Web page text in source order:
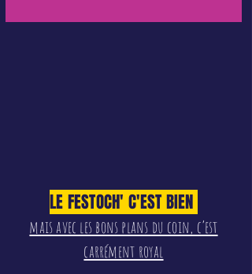
LE FESTOCH' C'EST BIEN
mais avec les bons plans du coin, c’est
carrément royal